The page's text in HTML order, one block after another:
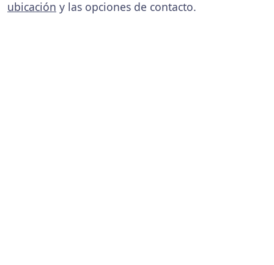
ubicación y las opciones de contacto.